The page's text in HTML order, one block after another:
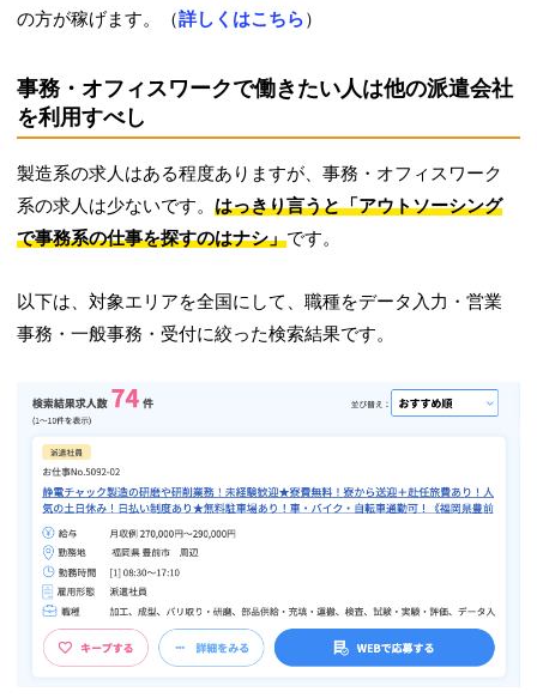
の方が稼げます。（詳しくはこちら）
事務・オフィスワークで働きたい人は他の派遣会社
を利用すべし
製造系の求人はある程度ありますが、事務・オフィスワーク
系の求人は少ないです。はっきり言うと「アウトソーシング
で事務系の仕事を探すのはナシ」です。
以下は、対象エリアを全国にして、職種をデータ入力・営業
事務・一般事務・受付に絞った検索結果です。